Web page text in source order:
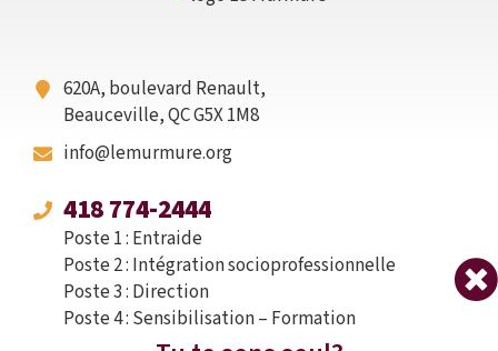
620A, boulevard Renault,
Beauceville, QC G5X 1M8
info@lemurmure.org
418 774-2444
Poste 1 : Entraide
Poste 2 : Intégration socioprofessionnelle
Poste 3 : Direction
Poste 4 : Sensibilisation – Formation